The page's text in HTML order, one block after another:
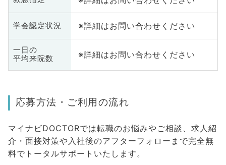
学会認定状況 ※詳細はお問い合わせください
一日の
平均来院数
※詳細はお問い合わせください
応募方法・ご利用の流れ
マイナビDOCTORでは転職のお悩みやご相談、求人紹
介・面接対策や入社後のアフターフォローまで完全無
料でトータルサポートいたします。